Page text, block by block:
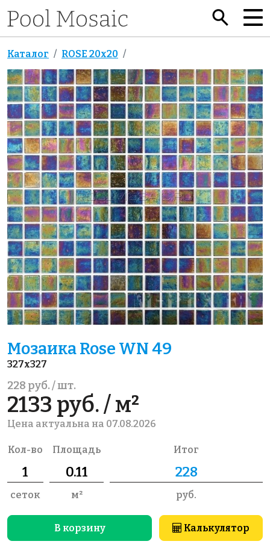
Каталог ROSE 20x20
Мозаика Rose WN 49
327x327
228 руб. / шт.
2133 руб. / м²
Цена актуальна на 07.08.2026
Кол-во
сеток
Площадь
м²
Итог
руб.
В корзину Калькулятор